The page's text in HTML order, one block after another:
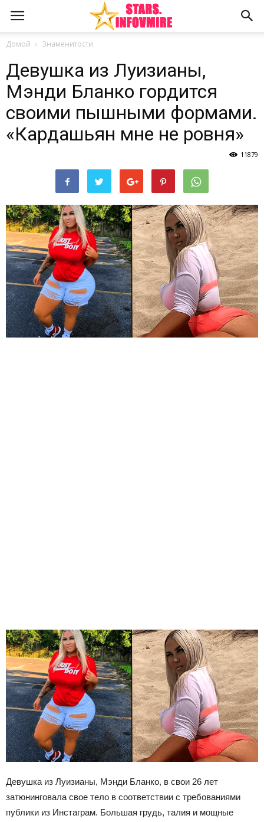
Домой Знаменитости
Девушка из Луизианы,
Мэнди Бланко гордится
своими пышными формами.
«Кардашьян мне не ровня»
11879
Девушка из Луизианы, Мэнди Бланко, в свои 26 лет
затюнинговала свое тело в соответствии с требованиями
публики из Инстаграм. Большая грудь, талия и мощные